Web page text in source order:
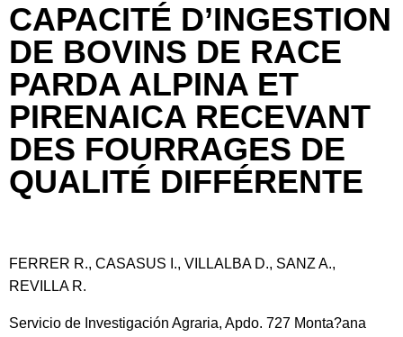
CAPACITÉ D’INGESTION
DE BOVINS DE RACE
PARDA ALPINA ET
PIRENAICA RECEVANT
DES FOURRAGES DE
QUALITÉ DIFFÉRENTE
FERRER R., CASASUS I., VILLALBA D., SANZ A.,
REVILLA R.
Servicio de Investigación Agraria, Apdo. 727 Monta?ana